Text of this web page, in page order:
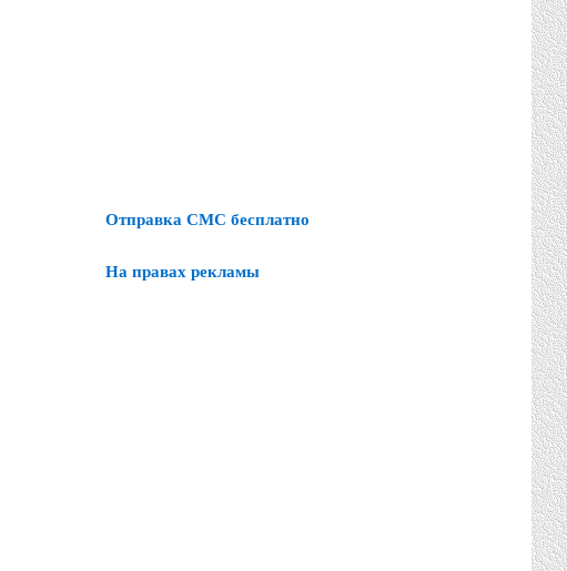
Отправка СМС бесплатно
На правах рекламы